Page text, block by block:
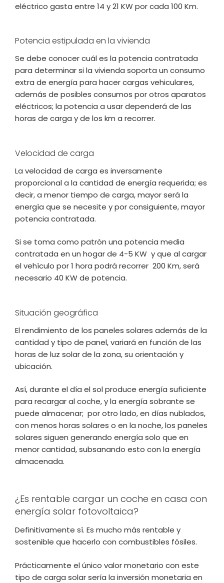
eléctrico gasta entre 14 y 21 KW por cada 100 Km.
Potencia estipulada en la vivienda
Se debe conocer cuál es la potencia contratada
para determinar si la vivienda soporta un consumo
extra de energía para hacer cargas vehiculares,
además de posibles consumos por otros aparatos
eléctricos; la potencia a usar dependerá de las
horas de carga y de los km a recorrer.
Velocidad de carga
La velocidad de carga es inversamente
proporcional a la cantidad de energía requerida; es
decir, a menor tiempo de carga, mayor será la
energía que se necesite y por consiguiente, mayor
potencia contratada.
Si se toma como patrón una potencia media
contratada en un hogar de 4-5 KW y que al cargar
el vehículo por 1 hora podrá recorrer 200 Km, será
necesario 40 KW de potencia.
Situación geográfica
El rendimiento de los paneles solares además de la
cantidad y tipo de panel, variará en función de las
horas de luz solar de la zona, su orientación y
ubicación.
Así, durante el día el sol produce energía suficiente
para recargar al coche, y la energía sobrante se
puede almacenar; por otro lado, en días nublados,
con menos horas solares o en la noche, los paneles
solares siguen generando energía solo que en
menor cantidad, subsanando esto con la energía
almacenada.
¿Es rentable cargar un coche en casa con
energía solar fotovoltaica?
Definitivamente sí. Es mucho más rentable y
sostenible que hacerlo con combustibles fósiles.
Prácticamente el único valor monetario con este
tipo de carga solar sería la inversión monetaria en